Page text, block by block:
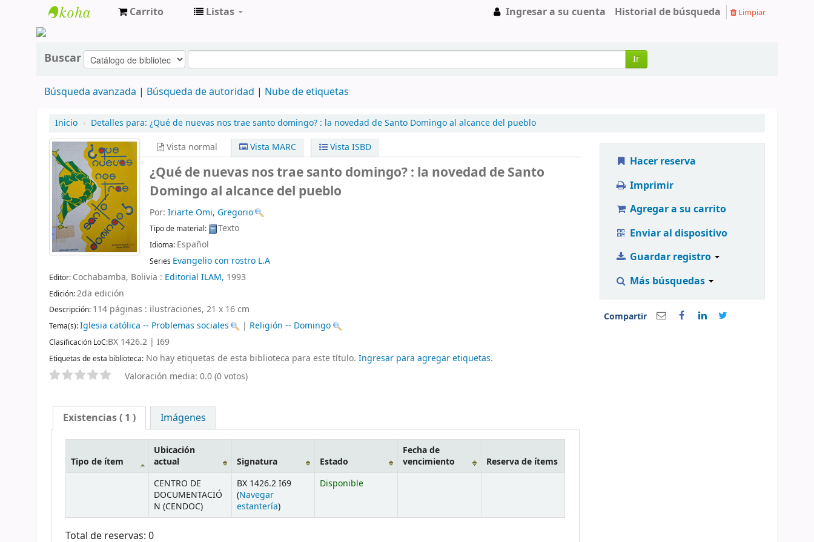
Carrito Listas Ingresar a su cuenta Historial de búsqueda Limpiar
Buscar Ir
Búsqueda avanzada Búsqueda de autoridad Nube de etiquetas
Inicio › Detalles para: ¿Qué de nuevas nos trae santo domingo? : la novedad de Santo Domingo al alcance del pueblo
Vista normal
Vista MARC Vista ISBD
¿Qué de nuevas nos trae santo domingo? : la novedad de Santo
Domingo al alcance del pueblo
Por: Iriarte Omi, Gregorio
Tipo de material: Texto
Idioma: Español
Series Evangelio con rostro L.A
Editor: Cochabamba, Bolivia : Editorial ILAM, 1993
Edición:2da edición
Descripción: 114 páginas : ilustraciones, 21 x 16 cm
Tema(s):Iglesia católica -- Problemas sociales | Religión -- Domingo
Clasificación LoC:BX 1426.2 | I69
Etiquetas de esta biblioteca: No hay etiquetas de esta biblioteca para este título. Ingresar para agregar etiquetas.
Valoración media: 0.0 (0 votos)
Existencias( 1 ) Imágenes
Tipo de ítem
Ubicación
actual
Signatura Estado
Fecha de
vencimiento
Reserva de ítems
CENTRO DE
DOCUMENTACIÓ
N (CENDOC)
BX 1426.2 I69
(Navegar
estantería)
Disponible
Total de reservas: 0
Hacer reserva
Imprimir
Agregar a su carrito
Enviar al dispositivo
Guardar registro
Más búsquedas
Compartir